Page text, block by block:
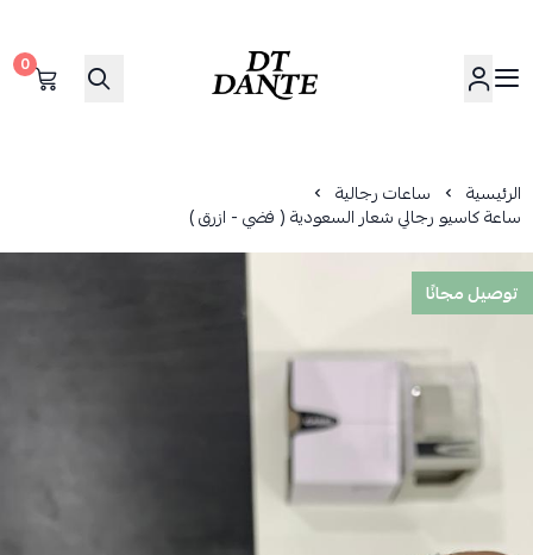
دانتي | DANTE
0
الرئيسية ساعات رجالية
ساعة كاسيو رجالي شعار السعودية ( فضي - ازرق )
توصيل مجانًا